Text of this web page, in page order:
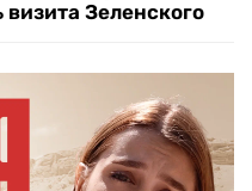
Зеленского